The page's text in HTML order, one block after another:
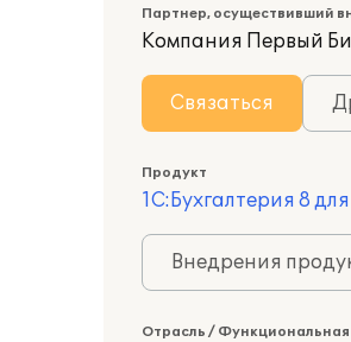
Партнер, осуществивший
Компания Первый
Связаться
Продукт
1С:Бухгалтерия 8
Внедрения
Отрасль / Функциональная